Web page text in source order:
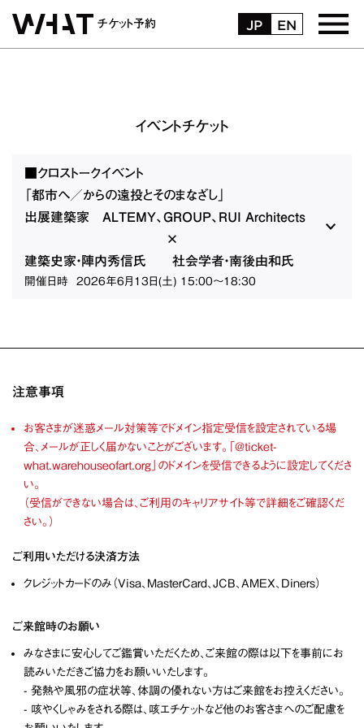
チケット予約 JP EN
購入履歴
マイページ
イベントチケット
■クロストークイベント
「都市へ／からの遠投とそのまなざし」
出展建築家 ALTEMY、GROUP、RUI Architects
×
建築史家・陣内秀信氏 社会学者・南後由和氏
開催日時 2026年6月13日(土) 15:00～18:30
注意事項
お客さまが迷惑メール対策等でドメイン指定受信を設定されている場
合、メールが正しく届かないことがございます。「@ticket-
what.warehouseofart.org」のドメインを受信できるように設定してくださ
い。
（受信ができない場合は、ご利用のキャリアサイト等で詳細をご確認くだ
さい。）
ご利用いただける決済方法
クレジットカードのみ（Visa、MasterCard、JCB、AMEX、Diners）
ご来館時のお願い
みなさまに安心してご鑑賞いただくため、ご来館の際は以下を事前にお
読みいただきご協力をお願いいたします。
- 発熱や風邪の症状等、体調の優れない方はご来館をお控えください。
- 咳やくしゃみをされる際は、咳エチケットなど他のお客さまへのご配慮を